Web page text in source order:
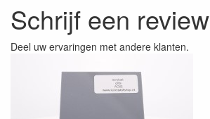
Schrijf een review
Deel uw ervaringen met andere klanten.